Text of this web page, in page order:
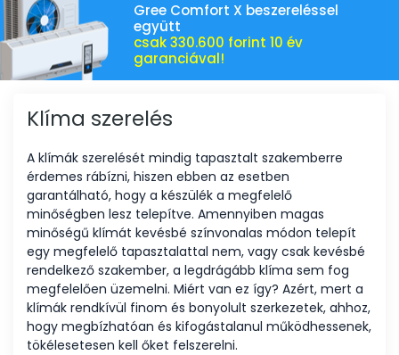
Ajánlatkérés
Kapcsolat
Gree Comfort X beszereléssel
együtt
csak 330.600 forint 10 év
garanciával!
Klíma szerelés
A klímák szerelését mindig tapasztalt szakemberre
érdemes rábízni, hiszen ebben az esetben
garantálható, hogy a készülék a megfelelő
minőségben lesz telepítve. Amennyiben magas
minőségű klímát kevésbé színvonalas módon telepít
egy megfelelő tapasztalattal nem, vagy csak kevésbé
rendelkező szakember, a legdrágább klíma sem fog
megfelelően üzemelni. Miért van ez így? Azért, mert a
klímák rendkívül finom és bonyolult szerkezetek, ahhoz,
hogy megbízhatóan és kifogástalanul működhessenek,
tökélesetesen kell őket felszerelni.